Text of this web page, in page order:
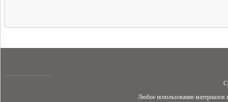
Любое использование материалов